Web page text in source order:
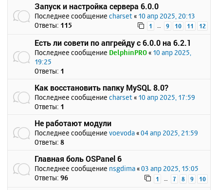
Запуск и настройка сервера 6.0.0
Последнее сообщение charset « 10 апр 2025, 20:13
Ответы: 115 1 … 9 10 11 12
Есть ли совети по апгрейду с 6.0.0 на 6.2.1
Последнее сообщение DelphinPRO « 10 апр 2025,
19:25
Ответы: 1
Как восстановить папку MySQL 8.0?
Последнее сообщение charset « 10 апр 2025, 17:59
Ответы: 1
Не работают модули
Последнее сообщение voevoda «04 апр 2025, 21:59
Ответы: 8
Главная боль OSPanel 6
Последнее сообщение nsgdima «03 апр 2025, 15:05
Ответы: 96 1 … 7 8 9 10